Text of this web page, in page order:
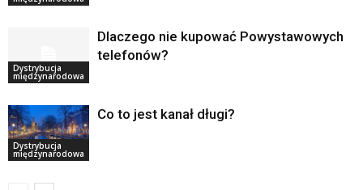
Dystrybucja
międzynarodowa
Dlaczego nie kupować Powystawowych
telefonów?
Dystrybucja
międzynarodowa
Co to jest kanał długi?